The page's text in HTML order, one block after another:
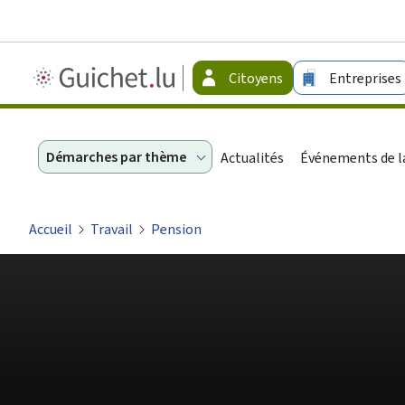
Guichet.lu
-
Citoyens Entreprises
Démarches par thème Actualités Événements de
Accueil Travail Pension